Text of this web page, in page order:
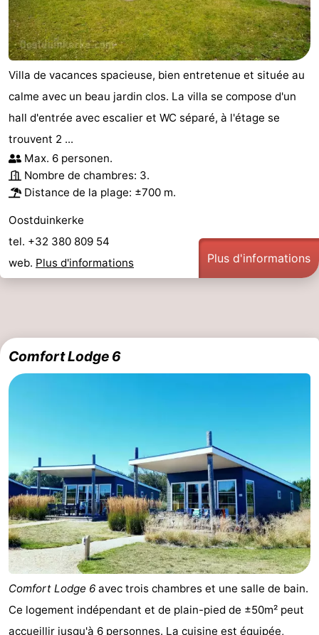
Villa de vacances spacieuse, bien entretenue et située au
calme avec un beau jardin clos. La villa se compose d'un
hall d'entrée avec escalier et WC séparé, à l'étage se
trouvent 2 ...
Max. 6 personen.
Nombre de chambres: 3.
Distance de la plage: ±700 m.
Oostduinkerke
tel. +32 380 809 54
web. Plus d'informations Plus d'informations
Comfort Lodge 6
Comfort Lodge 6 avec trois chambres et une salle de bain.
Ce logement indépendant et de plain-pied de ±50m² peut
accueillir jusqu'à 6 personnes. La cuisine est équipée,